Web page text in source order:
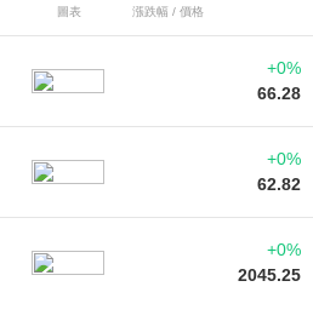
圖表 漲跌幅 / 價格
+0%
66.28
+0%
62.82
+0%
2045.25